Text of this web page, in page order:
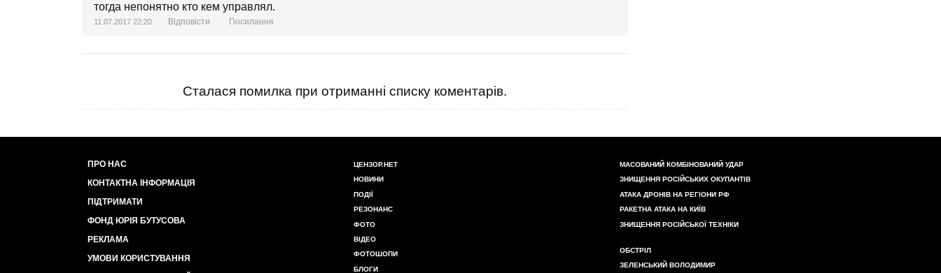
тогда непонятно кто кем управлял.
11.07.2017 22:20 Відповісти Посилання
Сталася помилка при отриманні списку коментарів.
ПРО НАС
КОНТАКТНА ІНФОРМАЦІЯ
ПІДТРИМАТИ
ФОНД ЮРІЯ БУТУСОВА
РЕКЛАМА
УМОВИ КОРИСТУВАННЯ
ЦЕНЗОР.НЕТ
НОВИНИ
ПОДІЇ
РЕЗОНАНС
ФОТО
ВІДЕО
ФОТОШОПИ
БЛОГИ
МАСОВАНИЙ КОМБІНОВАНИЙ УДАР
ЗНИЩЕННЯ РОСІЙСЬКИХ ОКУПАНТІВ
АТАКА ДРОНІВ НА РЕГІОНИ РФ
РАКЕТНА АТАКА НА КИЇВ
ЗНИЩЕННЯ РОСІЙСЬКОЇ ТЕХНІКИ
ОБСТРІЛ
ЗЕЛЕНСЬКИЙ ВОЛОДИМИР